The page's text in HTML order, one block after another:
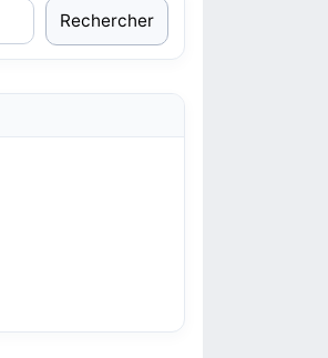
Rechercher